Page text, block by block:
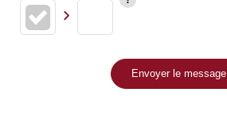
Envoyer le message